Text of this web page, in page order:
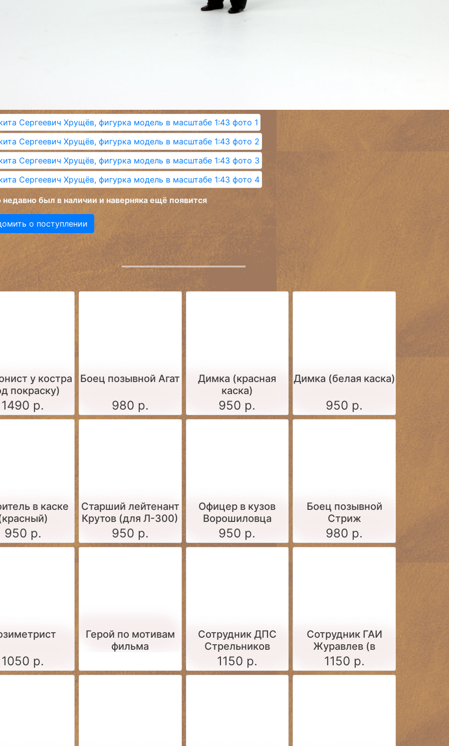
недавно был в наличии и наверняка ещё появится
о поступлении
у костра
покраску)
1490 р.
Боец позывной Агат
980 р.
Димка (красная
каска)
950 р.
Димка (белая каска)
950 р.
в каске
950 р.
Старший лейтенант
Крутов (для Л-300)
950 р.
Офицер в кузов
Ворошиловца
950 р.
Боец позывной
Стриж
980 р.
1050 р.
Герой по мотивам
фильма
Сотрудник ДПС
Стрельников
1150 р.
Сотрудник ГАИ
Журавлев (в
комплекте 2
варианта жезлов)
1150 р.